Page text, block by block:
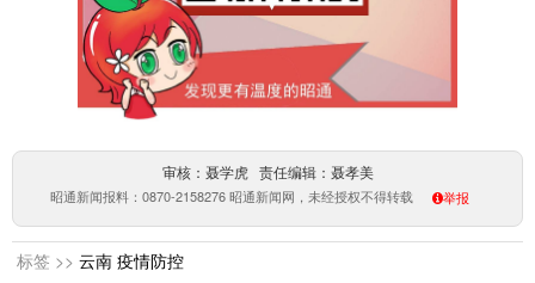
审核：聂学虎 责任编辑：聂孝美
昭通新闻报料：0870-2158276 昭通新闻网，未经授权不得转载 举报
标签 >> 云南 疫情防控